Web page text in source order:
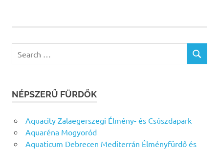
for:
SEARCH
NÉPSZERŰ FÜRDŐK
Aquacity Zalaegerszegi Élmény- és Csúszdapark
Aquaréna Mogyoród
Aquaticum Debrecen Mediterrán Élményfürdő és